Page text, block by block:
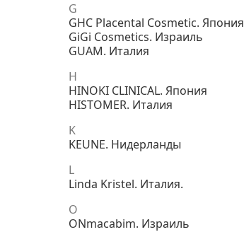
G
GHC Placental Cosmetic. Япония
GiGi Cosmetics. Израиль
GUAM. Италия
H
HINOKI CLINICAL. Япония
HISTOMER. Италия
K
KEUNE. Нидерланды
L
Linda Kristel. Италия.
O
ONmacabim. Израиль